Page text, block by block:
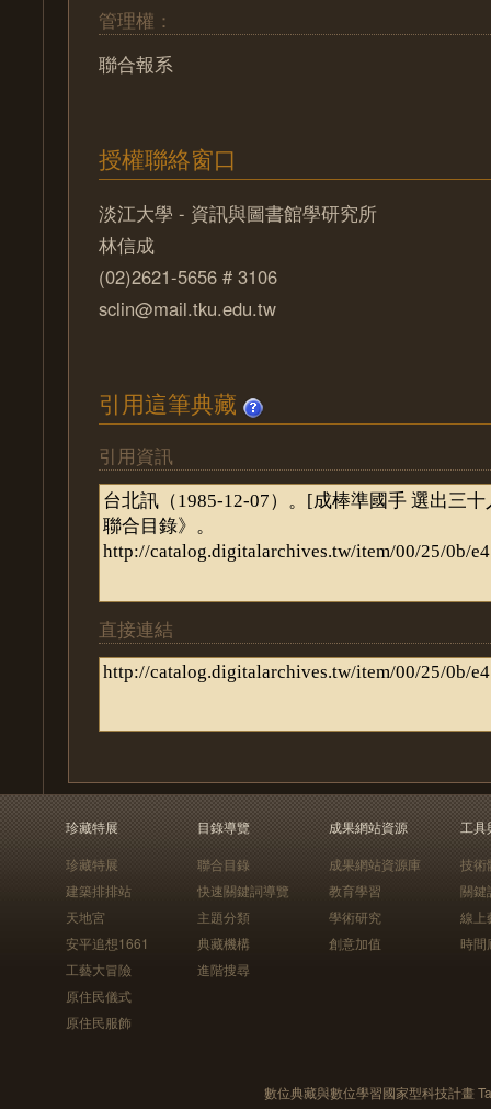
管理權：
聯合報系
授權聯絡窗口
淡江大學 - 資訊與圖書館學研究所
林信成
(02)2621-5656 # 3106
sclin@mail.tku.edu.tw
引用這筆典藏
引用資訊
直接連結
珍藏特展
珍藏特展
建築排排站
天地宮
安平追想1661
工藝大冒險
原住民儀式
原住民服飾
目錄導覽
聯合目錄
快速關鍵詞導覽
主題分類
典藏機構
進階搜尋
成果網站資源
成果網站資源庫
教育學習
學術研究
創意加值
工具
技術
關鍵
線上
時間
數位典藏與數位學習國家型科技計畫